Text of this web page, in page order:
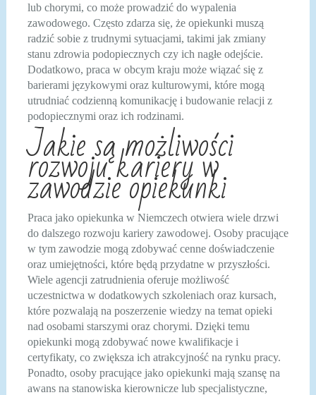
lub chorymi, co może prowadzić do wypalenia
zawodowego. Często zdarza się, że opiekunki muszą
radzić sobie z trudnymi sytuacjami, takimi jak zmiany
stanu zdrowia podopiecznych czy ich nagłe odejście.
Dodatkowo, praca w obcym kraju może wiązać się z
barierami językowymi oraz kulturowymi, które mogą
utrudniać codzienną komunikację i budowanie relacji z
podopiecznymi oraz ich rodzinami.
Jakie są możliwości
rozwoju kariery w
zawodzie opiekunki
Praca jako opiekunka w Niemczech otwiera wiele drzwi
do dalszego rozwoju kariery zawodowej. Osoby pracujące
w tym zawodzie mogą zdobywać cenne doświadczenie
oraz umiejętności, które będą przydatne w przyszłości.
Wiele agencji zatrudnienia oferuje możliwość
uczestnictwa w dodatkowych szkoleniach oraz kursach,
które pozwalają na poszerzenie wiedzy na temat opieki
nad osobami starszymi oraz chorymi. Dzięki temu
opiekunki mogą zdobywać nowe kwalifikacje i
certyfikaty, co zwiększa ich atrakcyjność na rynku pracy.
Ponadto, osoby pracujące jako opiekunki mają szansę na
awans na stanowiska kierownicze lub specjalistyczne,